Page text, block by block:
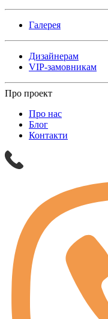
Галерея
Дизайнерам
VIP-замовникам
Про проект
Про нас
Блог
Контакти